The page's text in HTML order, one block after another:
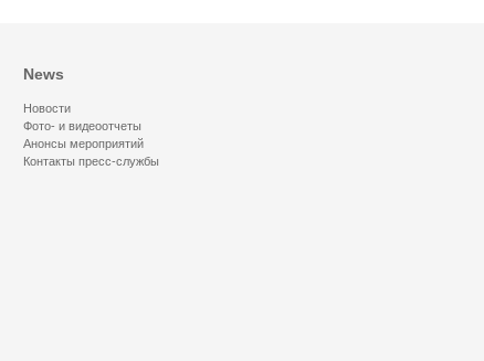
News
Новости
Фото- и видеоотчеты
Анонсы мероприятий
Контакты пресс-службы